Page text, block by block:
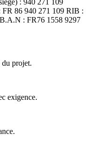
: 940 271 109
86 940 271 109 RIB :
: FR76 1558 9297
du projet.
exigence.